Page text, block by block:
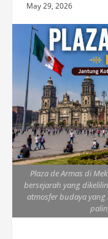
May 29, 2026
Plaza de Armas di
bersejarah yang
atmosfer budaya